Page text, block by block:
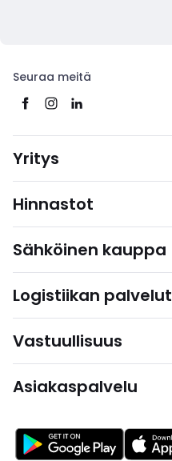
Seuraa meitä
Yritys
Hinnastot
Sähköinen kauppa
Logistiikan palvelut
Vastuullisuus
Asiakaspalvelu